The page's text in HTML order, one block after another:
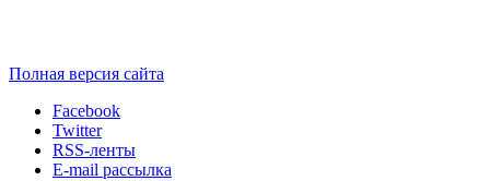
Полная версия сайта
Facebook
Twitter
RSS-ленты
E-mail рассылка